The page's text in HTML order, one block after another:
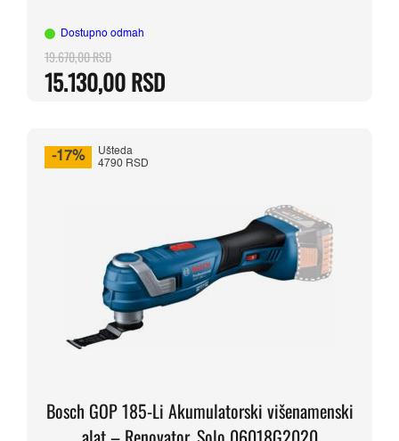
Dostupno odmah
19.670,00RSDOriginalna
cena
19.670,00 RSD.
15.130,00RSD
Trenutna
cena
-17%
Ušteda
4790 RSD
Bosch GOP 185-Li Akumulatorski višenamenski